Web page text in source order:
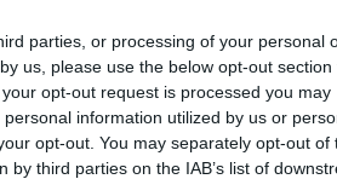
parties, or processing of your personal
us, please use the below opt-out section
opt-out request is processed you may
information utilized by us or
opt-out. You may separately opt-out of
third parties on the IAB’s list of